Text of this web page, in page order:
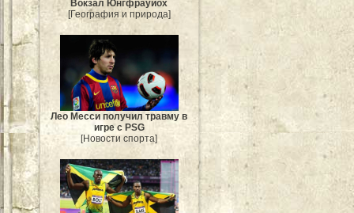
Вокзал Юнгфрауйох
[География и природа]
Лео Месси получил травму в
игре с PSG
[Новости спорта]